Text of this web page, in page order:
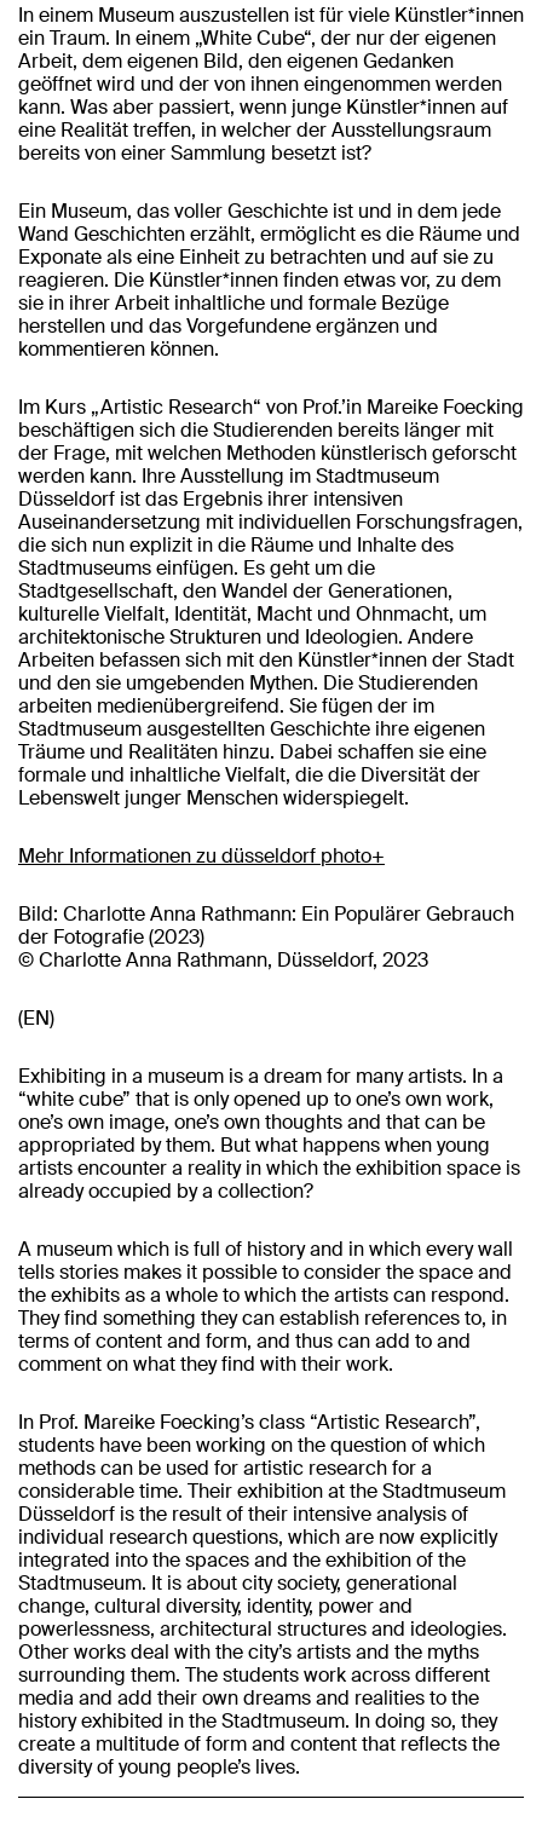
In einem Museum auszustellen ist für viele Künstler*innen
ein Traum. In einem „White Cube“, der nur der eigenen
Arbeit, dem eigenen Bild, den eigenen Gedanken
geöffnet wird und der von ihnen eingenommen werden
kann. Was aber passiert, wenn junge Künstler*innen auf
eine Realität treffen, in welcher der Ausstellungsraum
bereits von einer Sammlung besetzt ist?
Ein Museum, das voller Geschichte ist und in dem jede
Wand Geschichten erzählt, ermöglicht es die Räume und
Exponate als eine Einheit zu betrachten und auf sie zu
reagieren. Die Künstler*innen finden etwas vor, zu dem
sie in ihrer Arbeit inhaltliche und formale Bezüge
herstellen und das Vorgefundene ergänzen und
kommentieren können.
Im Kurs „Artistic Research“ von Prof.’in Mareike Foecking
beschäftigen sich die Studierenden bereits länger mit
der Frage, mit welchen Methoden künstlerisch geforscht
werden kann. Ihre Ausstellung im Stadtmuseum
Düsseldorf ist das Ergebnis ihrer intensiven
Auseinandersetzung mit individuellen Forschungsfragen,
die sich nun explizit in die Räume und Inhalte des
Stadtmuseums einfügen. Es geht um die
Stadtgesellschaft, den Wandel der Generationen,
kulturelle Vielfalt, Identität, Macht und Ohnmacht, um
architektonische Strukturen und Ideologien. Andere
Arbeiten befassen sich mit den Künstler*innen der Stadt
und den sie umgebenden Mythen. Die Studierenden
arbeiten medienübergreifend. Sie fügen der im
Stadtmuseum ausgestellten Geschichte ihre eigenen
Träume und Realitäten hinzu. Dabei schaffen sie eine
formale und inhaltliche Vielfalt, die die Diversität der
Lebenswelt junger Menschen widerspiegelt.
Mehr Informationen zu düsseldorf photo+
Bild: Charlotte Anna Rathmann: Ein Populärer Gebrauch
der Fotografie (2023)
© Charlotte Anna Rathmann, Düsseldorf, 2023
(EN)
Exhibiting in a museum is a dream for many artists. In a
“white cube” that is only opened up to one’s own work,
one’s own image, one’s own thoughts and that can be
appropriated by them. But what happens when young
artists encounter a reality in which the exhibition space is
already occupied by a collection?
A museum which is full of history and in which every wall
tells stories makes it possible to consider the space and
the exhibits as a whole to which the artists can respond.
They find something they can establish references to, in
terms of content and form, and thus can add to and
comment on what they find with their work.
In Prof. Mareike Foecking’s class “Artistic Research”,
students have been working on the question of which
methods can be used for artistic research for a
considerable time. Their exhibition at the Stadtmuseum
Düsseldorf is the result of their intensive analysis of
individual research questions, which are now explicitly
integrated into the spaces and the exhibition of the
Stadtmuseum. It is about city society, generational
change, cultural diversity, identity, power and
powerlessness, architectural structures and ideologies.
Other works deal with the city’s artists and the myths
surrounding them. The students work across different
media and add their own dreams and realities to the
history exhibited in the Stadtmuseum. In doing so, they
create a multitude of form and content that reflects the
diversity of young people’s lives.